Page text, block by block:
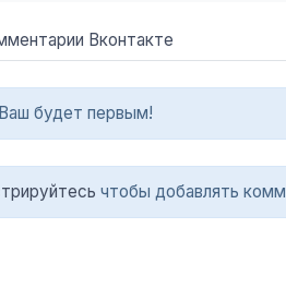
Вконтакте
будет первым!
чтобы добавлять